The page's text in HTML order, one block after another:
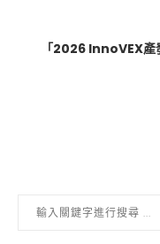
「2026 InnoVEX